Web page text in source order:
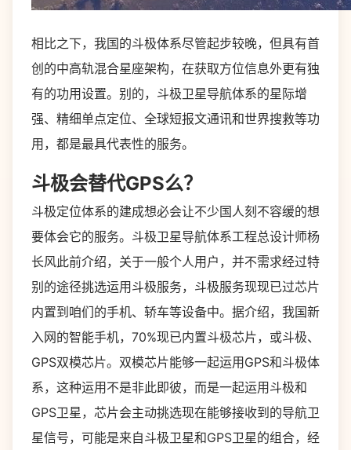
相比之下，我国的斗极体系尽管起步较晚，但具有首
创的中高轨混合星座架构，在获取方位信息外更有独
有的功用设置。别的，斗极卫星导航体系的星际增
强、精细单点定位、全球短报文通讯和世界搜救等功
用，都是最具代表性的服务。
斗极会替代GPS么？
斗极定位体系的建成想必会让不少国人刻不容缓的想
要体会它的服务。斗极卫星导航体系工程总设计师杨
长风此前介绍，关于一般个人用户，并不需求经过特
别的途径挑选运用斗极服务，斗极服务现现已过芯片
内置到咱们的手机、轿车等设备中。据介绍，我国新
入网的智能手机，70%现已内置斗极芯片，或斗极、
GPS双模芯片。双模芯片能够一起运用GPS和斗极体
系，这种运用不是非此即彼，而是一起运用斗极和
GPS卫星，芯片会主动挑选现在能够接收到的导航卫
星信号，可能是来自斗极卫星和GPS卫星的组合，经